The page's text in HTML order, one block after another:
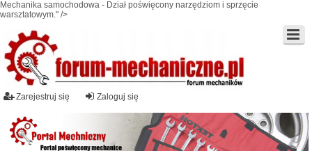
Mechanika samochodowa - Dział poświęcony narzędziom i sprzęcie
warsztatowym." />
Zaloguj się
Zarejestruj się